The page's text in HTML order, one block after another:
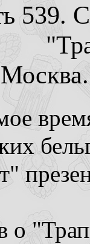
539.
о